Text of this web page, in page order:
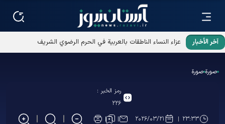
آخر الأخبار عزاء النساء الناطقات بالعربية في الحرم الرضوي الشريف
صورة صورة
رمز الخبر :
۲۲۶
۲۳:۳۳
۲۰۲۶/۰۳/۲۱